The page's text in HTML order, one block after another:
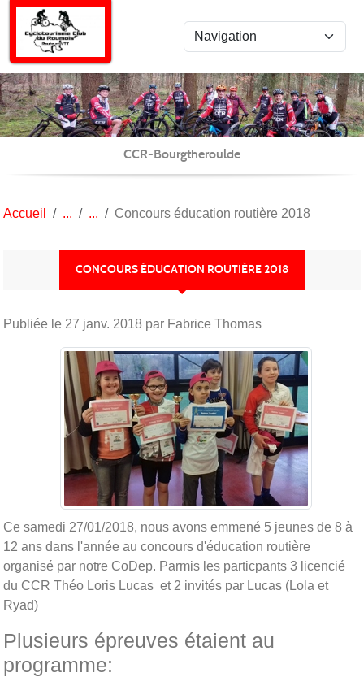
CCR-Bourgtheroulde
Accueil Concours éducation routière 2018
CONCOURS ÉDUCATION ROUTIÈRE 2018
Publiée le 27 janv. 2018 par Fabrice Thomas
Ce samedi 27/01/2018, nous avons emmené 5 jeunes de 8 à
12 ans dans l'année au concours d'éducation routière
organisé par notre CoDep. Parmis les particpants 3 licencié
du CCR Théo Loris Lucas et 2 invités par Lucas (Lola et
Ryad)
Plusieurs épreuves étaient au
programme:
Panneau de gestion des cookies